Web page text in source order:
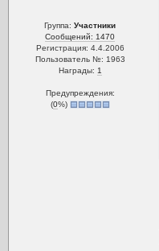
Группа:Участники
Сообщений: 1470
Регистрация: 4.4.2006
Пользователь №: 1963
Награды: 1
Предупреждения:
(0%)